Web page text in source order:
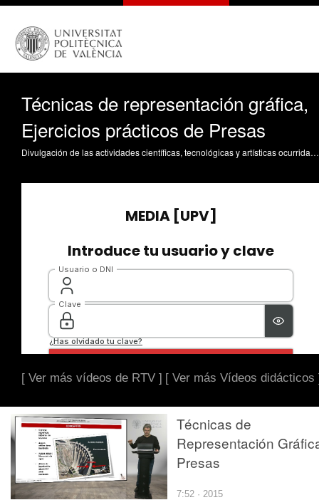
Técnicas de representación gráfica,
Ejercicios prácticos de Presas
Divulgación de las actividades científicas, tecnológicas y artísticas ocurridas en los tres campus de la UPV
[ Ver más vídeos de RTV ] [ Ver más Vídeos didácticos
Técnicas de
Representación
Presas
7:52 · 2015